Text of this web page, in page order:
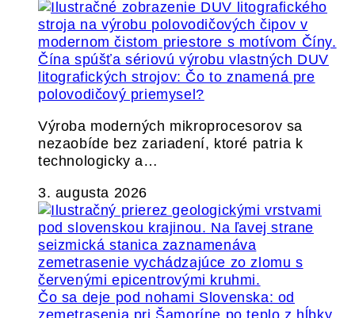
Čína spúšťa sériovú výrobu vlastných DUV
litografických strojov: Čo to znamená pre
polovodičový priemysel?
Výroba moderných mikroprocesorov sa
nezaobíde bez zariadení, ktoré patria k
technologicky a…
3. augusta 2026
Čo sa deje pod nohami Slovenska: od
zemetrasenia pri Šamoríne po teplo z hĺbky